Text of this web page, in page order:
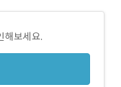
해보세요.